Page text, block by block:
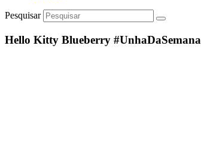
Pesquisar
Hello Kitty Blueberry #UnhaDaSemana